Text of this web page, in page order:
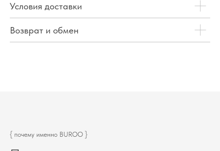
Условия доставки
Возврат и обмен
{ почему именно BUROO }